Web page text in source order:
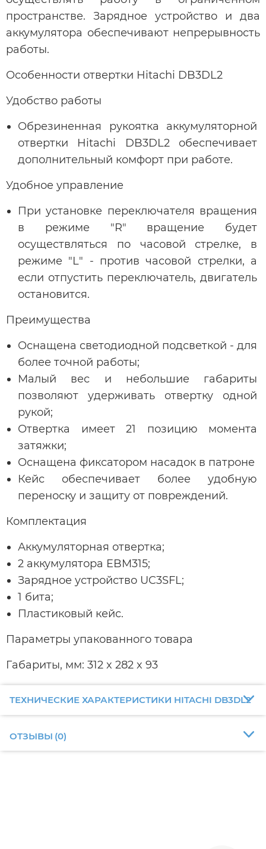
пространстве. Зарядное устройство и два
аккумулятора обеспечивают непрерывность
работы.
Особенности отвертки Hitachi DB3DL2
Удобство работы
Обрезиненная рукоятка аккумуляторной
отвертки Hitachi DB3DL2 обеспечивает
дополнительный комфорт при работе.
Удобное управление
При установке переключателя вращения
в режиме "R" вращение будет
осуществляться по часовой стрелке, в
режиме "L" - против часовой стрелки, а
если отпустить переключатель, двигатель
остановится.
Преимущества
Оснащена светодиодной подсветкой - для
более точной работы;
Малый вес и небольшие габариты
позволяют удерживать отвертку одной
рукой;
Отвертка имеет 21 позицию момента
затяжки;
Оснащена фиксатором насадок в патроне
Кейс обеспечивает более удобную
переноску и защиту от повреждений.
Комплектация
Аккумуляторная отвертка;
2 аккумулятора EBM315;
Зарядное устройство UC3SFL;
1 бита;
Пластиковый кейс.
Параметры упакованного товара
Габариты, мм: 312 x 282 x 93
ТЕХНИЧЕСКИЕ ХАРАКТЕРИСТИКИ HITACHI DB3DL2
ОТЗЫВЫ (0)